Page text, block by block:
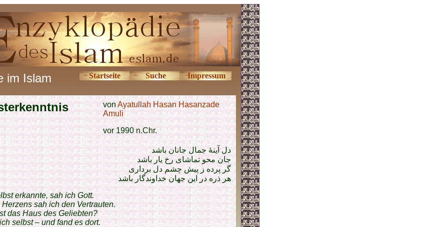
im Islam Startseite Suche Impressum
vonAyatullah Hasan Hasanzade
Amuli
vor 1990 n.Chr.
دل آینهٔ جمال جانان باشد
جان محو تماشای رخ یار باشد
گر پرده ز پیش چشم دل برداری
هر ذره در این جهان خداوندگار باشد
erkannte, sah ich Gott.
sah ich den Vertrauten.
das Haus des Geliebten?
selbst – und fand es dort.